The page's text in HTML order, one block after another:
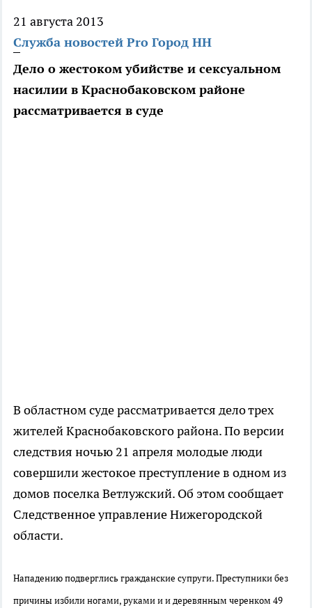
21 августа 2013
Служба новостей Pro Город НН
Дело о жестоком убийстве и сексуальном
насилии в Краснобаковском районе
рассматривается в суде
В областном суде рассматривается дело трех
жителей Краснобаковского района. По версии
следствия ночью 21 апреля молодые люди
совершили жестокое преступление в одном из
домов поселка Ветлужский. Об этом сообщает
Следственное управление Нижегородской
области.
Нападению подверглись гражданские супруги. Преступники без
причины избили ногами, руками и и деревянным черенком 49